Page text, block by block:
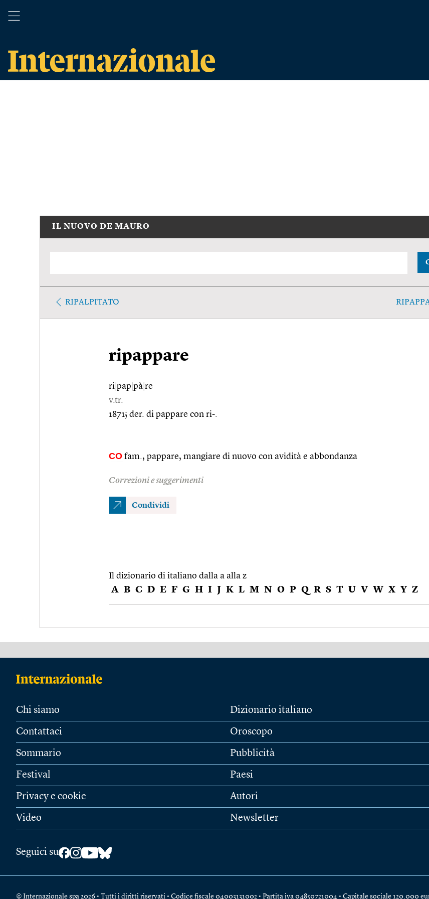
IL NUOVO DE MAURO
RIPALPITATO
ripappare
ri pap pà re
v.tr.
1871; der. di pappare con ri-.
CO fam., pappare, mangiare di nuovo con avidità e abbondanza
Correzioni e suggerimenti
Condividi
Il dizionario di italiano dalla a alla z
A B C D E F G H I J K L M N O P Q R S T U V W X Y Z
Chi siamo
Contattaci
Sommario
Festival
Privacy e cookie
Video
Dizionario italiano
Oroscopo
Pubblicità
Paesi
Autori
Newsletter
Seguici su
© Internazionale spa 2026 • Tutti i diritti riservati • Codice fiscale 04003131002 • Partita iva 04850721004 • Capitale sociale 120.000